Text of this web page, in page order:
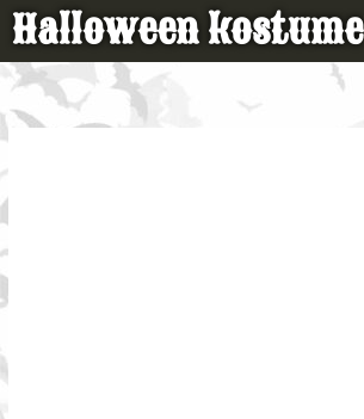
Gå
indholdet
Halloween kostume